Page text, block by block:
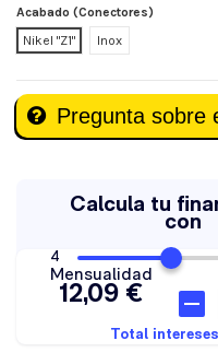
Acabado (Conectores)
Nikel "Z1"
Inox
Pregunta sobre